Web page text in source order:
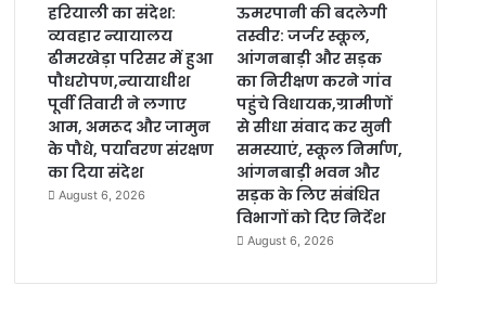
हरियाली का संदेश:
व्यवहार न्यायालय
ढीमरखेड़ा परिसर में हुआ
पौधरोपण,न्यायाधीश
पूर्वी तिवारी ने लगाए
आम, अमरूद और जामुन
के पौधे, पर्यावरण संरक्षण
का दिया संदेश
August 6, 2026
ऊमरपानी की बदलेगी
तस्वीर: जर्जर स्कूल,
आंगनबाड़ी और सड़क
का निरीक्षण करने गांव
पहुंचे विधायक,ग्रामीणों
से सीधा संवाद कर सुनी
समस्याएं, स्कूल निर्माण,
आंगनबाड़ी भवन और
सड़क के लिए संबंधित
विभागों को दिए निर्देश
August 6, 2026